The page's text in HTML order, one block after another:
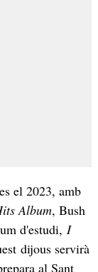
el 2023, amb
Album, Bush
d'estudi, I
dijous servirà
al Sant